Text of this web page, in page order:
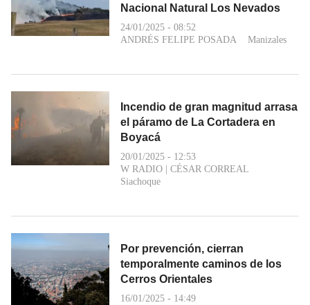
Nacional Natural Los Nevados
24/01/2025 - 08:52
ANDRÉS FELIPE POSADA
Manizales
Incendio de gran magnitud arrasa
el páramo de La Cortadera en
Boyacá
20/01/2025 - 12:53
W RADIO
CÉSAR CORREAL
Siachoque
Por prevención, cierran
temporalmente caminos de los
Cerros Orientales
16/01/2025 - 14:49